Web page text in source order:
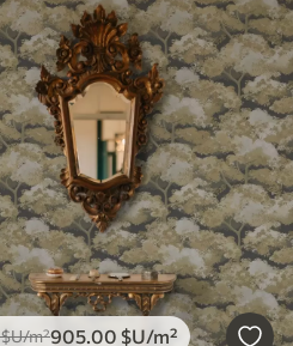
$U/m²905.00 $U/m²